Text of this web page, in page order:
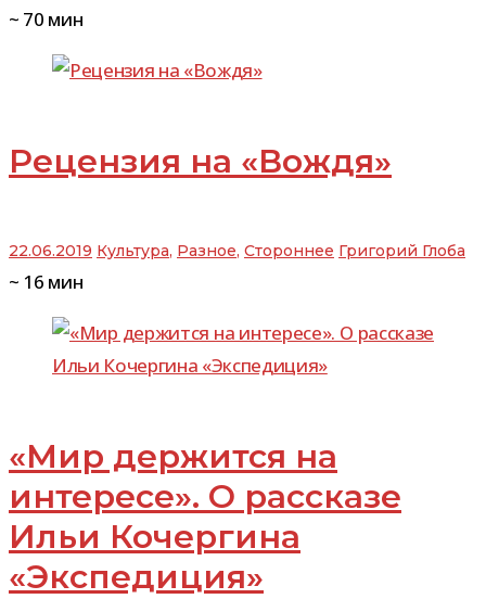
~ 70 мин
Рецензия на «Вождя»
22.06.2019 Культура, Разное, Стороннее Григорий Глоба
~ 16 мин
«Мир держится на
интересе». О рассказе
Ильи Кочергина
«Экспедиция»